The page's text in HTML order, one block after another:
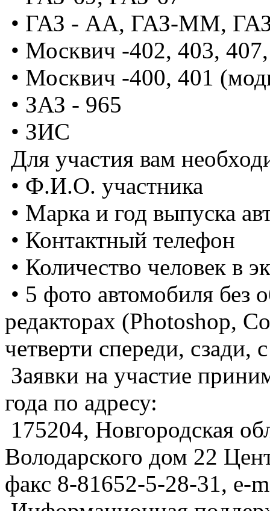
• ГАЗ - АА, ГАЗ-MM,
• Москвич -402, 403,
• Москвич -400, 401
• ЗАЗ - 965
• ЗИС
Для участия вам
• Ф.И.О. участника
• Марка и год выпуска
• Контактный телефон
• Количество человек в
• 5 фото автомобиля без
редакторах (Photoshop,
четверти спереди, сзади,
Заявки на участие
года по адресу:
175204, Новгородская
Володарского дом 22
факс 8-81652-5-28-31, e-